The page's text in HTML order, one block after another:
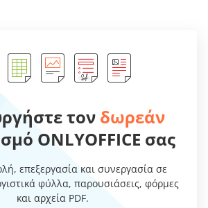
τον δωρεάν
ONLYOFFICE σας
επεξεργασία και συνεργασία σε
φύλλα, παρουσιάσεις, φόρμες
και αρχεία PDF.